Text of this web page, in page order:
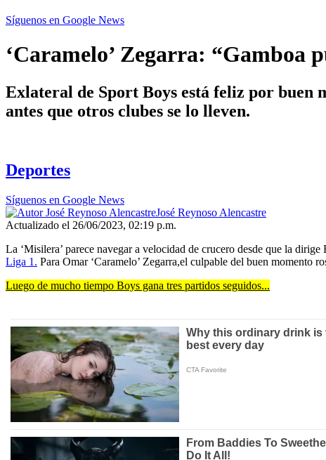
Síguenos en Google News
‘Caramelo’ Zegarra: “Gamboa
Exlateral de Sport Boys está feliz por buen
antes que otros clubes se lo lleven.
Deportes
Síguenos en Google News
José Reynoso Alencastre
Actualizado el 26/06/2023, 02:19 p.m.
La ‘Misilera’ parece navegar a velocidad de crucero desde que la
Liga 1. Para Omar ‘Caramelo’ Zegarra,el culpable del buen momento
Luego de mucho tiempo Boys gana tres partidos seguidos...